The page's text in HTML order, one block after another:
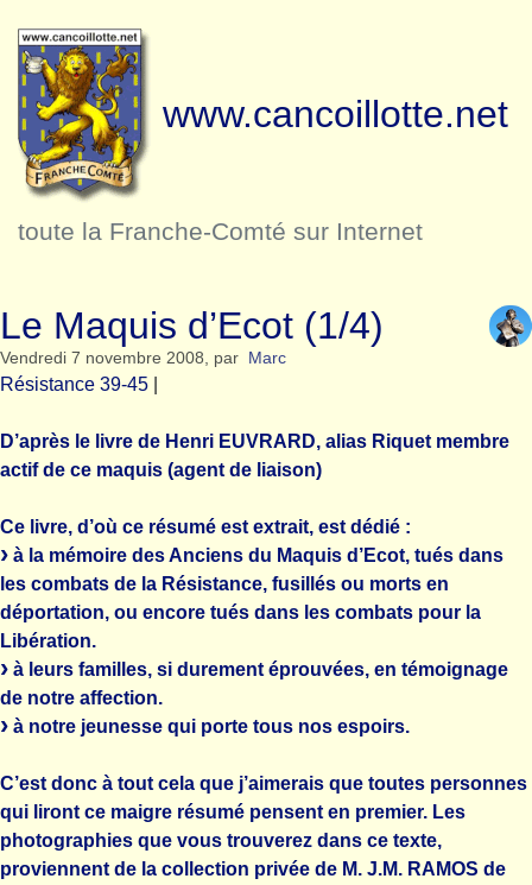
www.cancoillotte.net
toute la Franche-Comté sur Internet
Le Maquis d’Ecot (1/4)
Vendredi 7 novembre 2008, par Marc
Résistance 39-45
D’après le livre de Henri EUVRARD, alias Riquet membre
actif de ce maquis (agent de liaison)
Ce livre, d’où ce résumé est extrait, est dédié :
à la mémoire des Anciens du Maquis d’Ecot, tués dans
les combats de la Résistance, fusillés ou morts en
déportation, ou encore tués dans les combats pour la
Libération.
à leurs familles, si durement éprouvées, en témoignage
de notre affection.
à notre jeunesse qui porte tous nos espoirs.
C’est donc à tout cela que j’aimerais que toutes personnes
qui liront ce maigre résumé pensent en premier. Les
photographies que vous trouverez dans ce texte,
proviennent de la collection privée de M. J.M. RAMOS de